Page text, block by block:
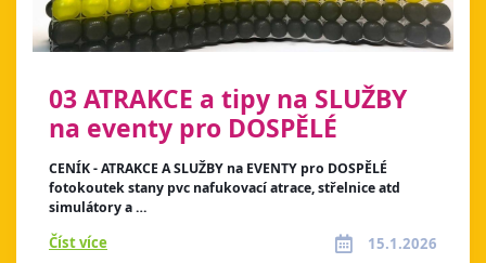
03 ATRAKCE a tipy na SLUŽBY
na eventy pro DOSPĚLÉ
CENÍK - ATRAKCE A SLUŽBY na EVENTY pro DOSPĚLÉ
fotokoutek stany pvc nafukovací atrace, střelnice atd
simulátory a …
Číst více 15.1.2026